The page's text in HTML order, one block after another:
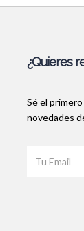
¿Quieres
Sé el
novedades